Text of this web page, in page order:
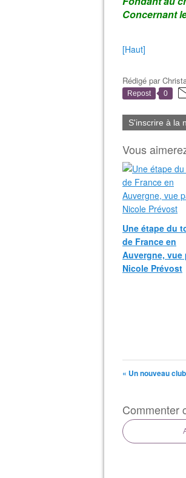
Concernant
[Haut]
Rédigé par
Repost 0
S'inscrire à la
Vous
Une étape du
de France en
Auvergne, vue
Nicole Prévost
« Un nouveau
Commenter